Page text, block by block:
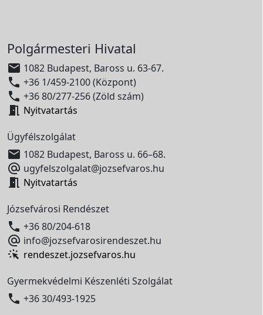
Polgármesteri Hivatal
 1082 Budapest, Baross u. 63-67.
 +36 1/459-2100 (Központ)
 +36 80/277-256 (Zöld szám)
 Nyitvatartás
Ügyfélszolgálat
 1082 Budapest, Baross u. 66–68.
 ugyfelszolgalat@jozsefvaros.hu
 Nyitvatartás
Józsefvárosi Rendészet
 +36 80/204-618
 info@jozsefvarosirendeszet.hu
rendeszet.jozsefvaros.hu
Gyermekvédelmi Készenléti Szolgálat
 +36 30/493-1925